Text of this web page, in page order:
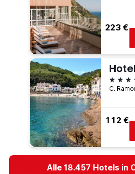
223 €
4
112 €
Alle 18.457 Hotels in